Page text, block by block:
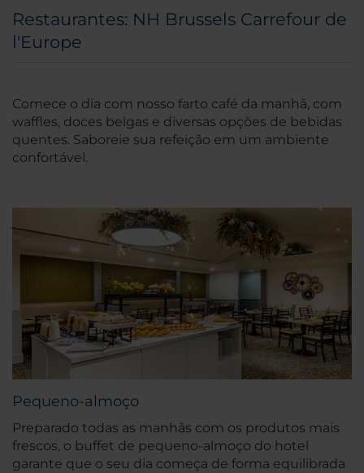
Restaurantes: NH Brussels Carrefour de
l'Europe
Comece o dia com nosso farto café da manhã, com
waffles, doces belgas e diversas opções de bebidas
quentes. Saboreie sua refeição em um ambiente
confortável.
Pequeno-almoço
Preparado todas as manhãs com os produtos mais
frescos, o buffet de pequeno-almoço do hotel
garante que o seu dia começa de forma equilibrada